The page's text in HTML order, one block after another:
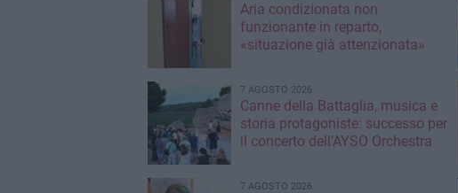
Aria condizionata non
funzionante in reparto,
«situazione già attenzionata»
7 AGOSTO 2026
Canne della Battaglia, musica e
storia protagoniste: successo per
il concerto dell’AYSO Orchestra
7 AGOSTO 2026